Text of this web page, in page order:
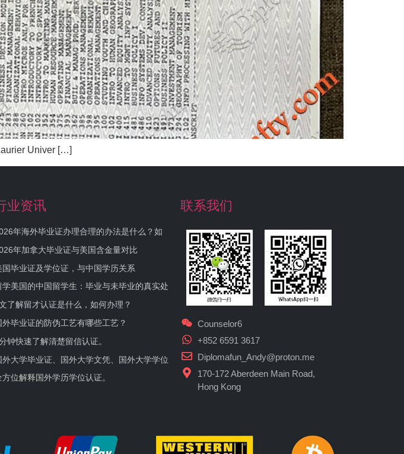
Univer […]
业资讯
年海外毕业证办理合理的办法是什么？如
年加拿大毕业证与美国含金量对比
国毕业证及学位证，与中国学历关系
学美国的中国留学生：毕业与未毕业的真实处
了解留才认证是什么，如何办理？
外毕业证的防伪工艺有哪些工艺？
钟快速了解清楚留信认证。
外大学毕业证、国外大学文凭、国外大学学位
方位解释国外学历学位认证。
联系我们
Counselor6
+852 6591 3617
Diplomafun_Andy@proton.me
170-172 Aberdeen Main Road,
Hong Kong